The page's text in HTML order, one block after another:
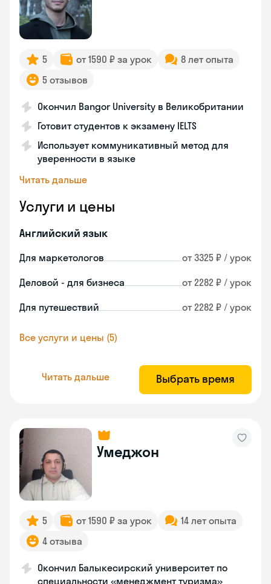
5 от 1590 ₽ за урок
8 лет опыта
5 отзывов
Окончил Bangor University в Великобритании
Готовит студентов к экзамену IELTS
Использует коммуникативный метод для
уверенности в языке
Читать дальше
Услуги и цены
Английский язык
Для маркетологов от 3325 ₽ / урок
Деловой - для бизнеса от 2282 ₽ / урок
Для путешествий от 2282 ₽ / урок
Все услуги и цены (5)
Читать дальше Выбрать время
Умеджон
5 от 1590 ₽ за урок
14 лет опыта
4 отзыва
Окончил Балыкесирский университет по
специальности «менеджмент туризма»